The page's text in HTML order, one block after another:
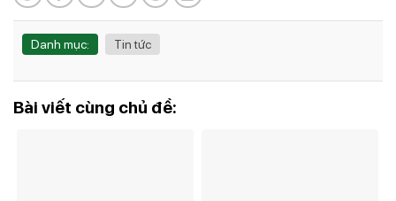
Danh mục: Tin tức
Bài viết cùng chủ đề: